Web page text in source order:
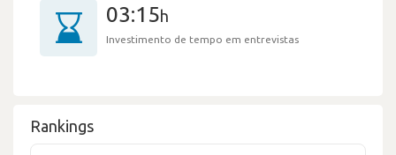
03:15h
Investimento de tempo em entrevistas
Rankings